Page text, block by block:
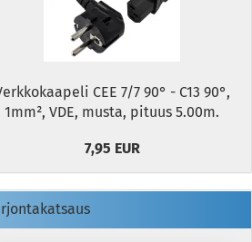
CEE 7/7 90° - C13 90°,
1mm², VDE, musta, pituus 5.00m.
7,95 EUR